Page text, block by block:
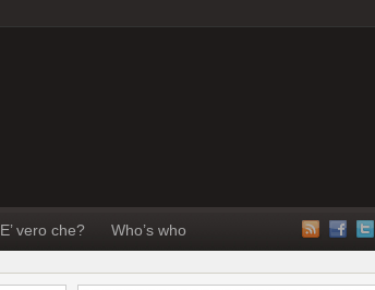
E’ vero che? Who’s who